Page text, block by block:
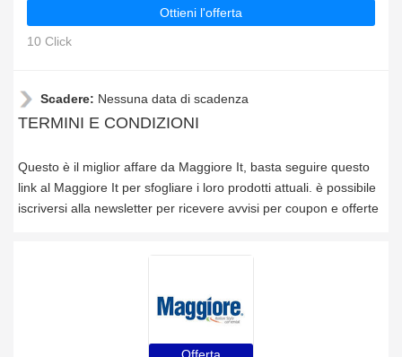
Ottieni l'offerta
10 Click
Scadere: Nessuna data di scadenza
TERMINI E CONDIZIONI
Questo è il miglior affare da Maggiore It, basta seguire questo
link al Maggiore It per sfogliare i loro prodotti attuali. è possibile
iscriversi alla newsletter per ricevere avvisi per coupon e offerte